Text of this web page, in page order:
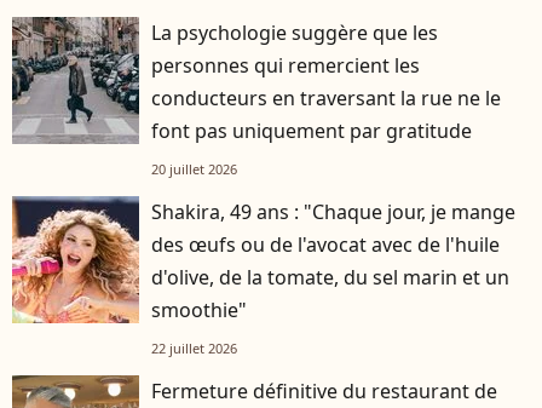
La psychologie suggère que les
personnes qui remercient les
conducteurs en traversant la rue ne le
font pas uniquement par gratitude
20 juillet 2026
Shakira, 49 ans : "Chaque jour, je mange
des œufs ou de l'avocat avec de l'huile
d'olive, de la tomate, du sel marin et un
smoothie"
22 juillet 2026
Fermeture définitive du restaurant de